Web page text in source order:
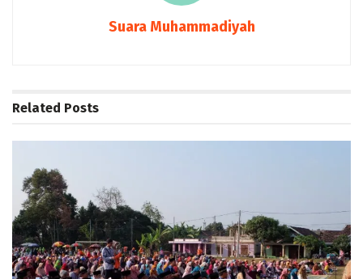
Suara Muhammadiyah
Related Posts